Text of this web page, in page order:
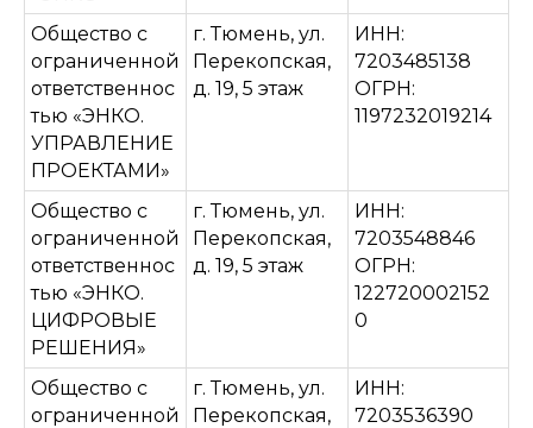
Общество с
ограниченной
ответственнос
тью «ЭНКО.
УПРАВЛЕНИЕ
ПРОЕКТАМИ»
г. Тюмень, ул.
Перекопская,
д. 19, 5 этаж
ИНН:
7203485138
ОГРН:
1197232019214
Общество с
ограниченной
ответственнос
тью «ЭНКО.
ЦИФРОВЫЕ
РЕШЕНИЯ»
г. Тюмень, ул.
Перекопская,
д. 19, 5 этаж
ИНН:
7203548846
ОГРН:
122720002152
0
Общество с
ограниченной
г. Тюмень, ул.
Перекопская,
ИНН:
7203536390